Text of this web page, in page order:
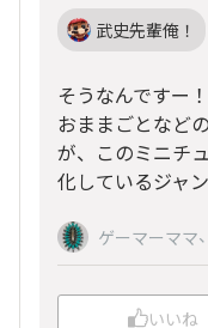
武史先輩俺！
そうなんですー
おままごとなど
が、このミニチ
化しているジャ
ゲーマーママ、
いいね